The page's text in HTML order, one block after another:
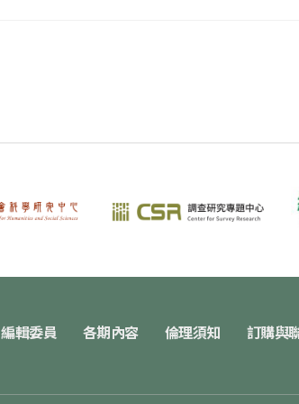
編輯委員 各期內容 倫理須知 訂購與